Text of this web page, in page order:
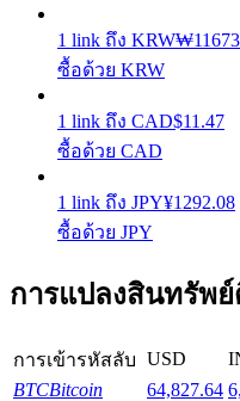
Launchpool
การเซ้งแบบยืดหยุ่นเ
การล็อค BTR
1 link ถึง KRW₩
ซื้อด้วย KRW
1 link ถึง CAD$11.47
ซื้อด้วย CAD
1 link ถึง JPY¥1292.08
ซื้อด้วย JPY
การแปลงสินทรัพ
การเข้ารหัสลับ USD
BTCBitcoin 64,827.64